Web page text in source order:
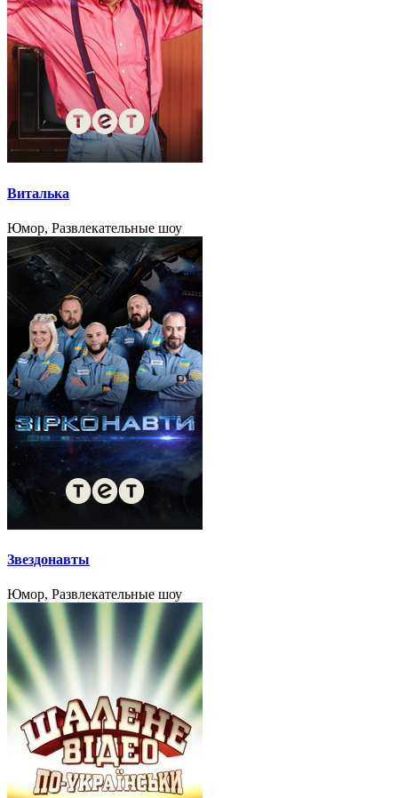
Виталька
Юмор, Развлекательные шоу
Звездонавты
Юмор, Развлекательные шоу